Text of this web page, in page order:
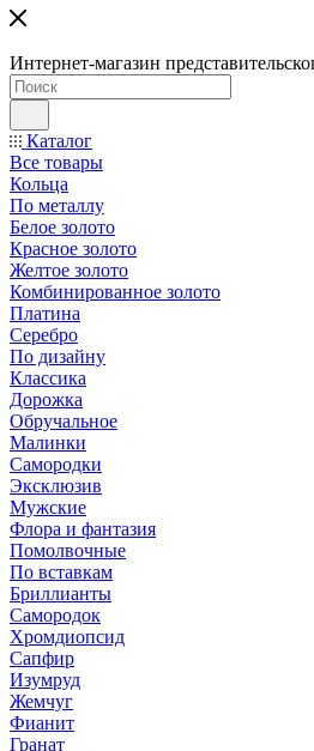
Интернет-магазин
Каталог
Все товары
Кольца
По металлу
Белое золото
Красное золото
Желтое золото
Комбинированное золото
Платина
Серебро
По дизайну
Классика
Дорожка
Обручальное
Малинки
Самородки
Эксклюзив
Мужские
Флора и фантазия
Помолвочные
По вставкам
Бриллианты
Самородок
Хромдиопсид
Сапфир
Изумруд
Жемчуг
Фианит
Гранат